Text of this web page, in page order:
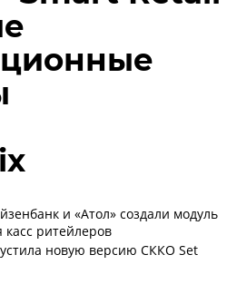
и «Атол» создали модуль
касс ритейлеров
новую версию СККО Set